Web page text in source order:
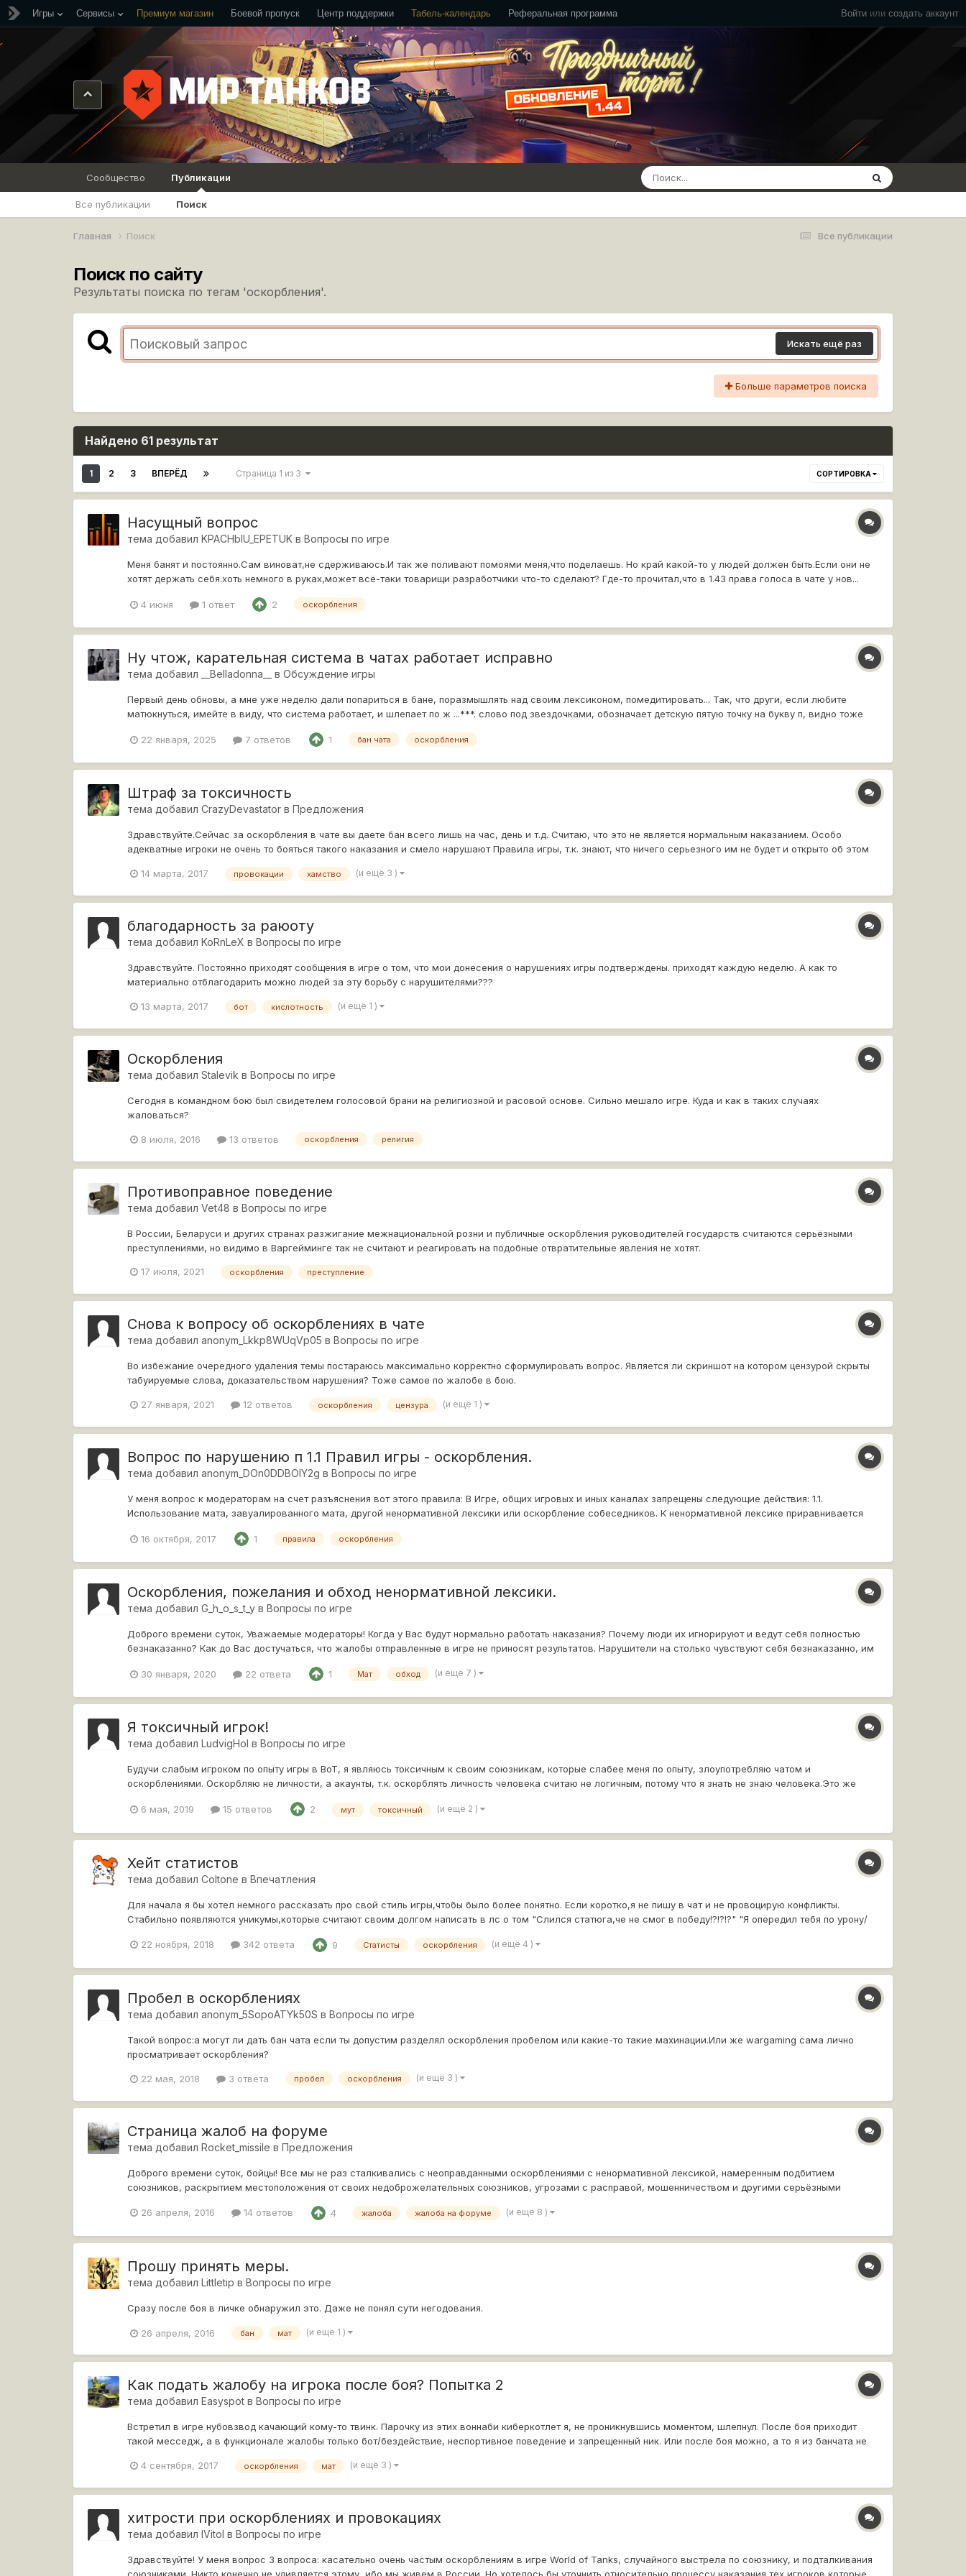
Войти или создать аккаунт
Игры Сервисы Премиум магазин Боевой пропуск Центр поддержки Табель-календарь Реферальная программа
Сообщество Публикации
Все публикации Поиск
Все публикации
Главная Поиск
Поиск по сайту
Результаты поиска по тегам 'оскорбления'.
Искать ещё раз
Больше параметров поиска
Найдено 61 результат
1 2 3 ВПЕРЁД Страница 1 из 3 СОРТИРОВКА
Насущный вопрос
тема добавилKPACHbIU_EPETUK вВопросы по игре
Меня банят и постоянно.Сам виноват,не сдерживаюсь.И так же поливают помоями меня,что поделаешь. Но край какой-то у людей должен быть.Если они не
хотят держать себя.хоть немного в руках,может всё-таки товарищи разработчики что-то сделают? Где-то прочитал,что в 1.43 права голоса в чате у нов...
4 июня 1 ответ 2 оскорбления
Ну чтож, карательная система в чатах работает исправно
тема добавил __Belladonna__ вОбсуждение игры
Первый день обновы, а мне уже неделю дали попариться в бане, поразмышлять над своим лексиконом, помедитировать... Так, что други, если любите
матюкнуться, имейте в виду, что система работает, и шлепает по ж ...***. слово под звездочками, обозначает детскую пятую точку на букву п, видно тоже
22 января, 2025
7 ответов 1 бан чата оскорбления
Штраф за токсичность
тема добавилCrazyDevastator вПредложения
Здравствуйте.Сейчас за оскорбления в чате вы даете бан всего лишь на час, день и т.д. Считаю, что это не является нормальным наказанием. Особо
адекватные игроки не очень то бояться такого наказания и смело нарушают Правила игры, т.к. знают, что ничего серьезного им не будет и открыто об этом
14 марта, 2017
провокации хамство (и ещё 3 )
благодарность за раюоту
тема добавилKoRnLeX вВопросы по игре
Здравствуйте. Постоянно приходят сообщения в игре о том, что мои донесения о нарушениях игры подтверждены. приходят каждую неделю. А как то
материально отблагодарить можно людей за эту борьбу с нарушителями???
13 марта, 2017 бот кислотность (и ещё 1 )
Оскорбления
тема добавилStalevik вВопросы по игре
Сегодня в командном бою был свидетелем голосовой брани на религиозной и расовой основе. Сильно мешало игре. Куда и как в таких случаях
жаловаться?
8 июля, 2016 13 ответов оскорбления религия
Противоправное поведение
тема добавилVet48 вВопросы по игре
В России, Беларуси и других странах разжигание межнациональной розни и публичные оскорбления руководителей государств считаются серьёзными
преступлениями, но видимо в Варгейминге так не считают и реагировать на подобные отвратительные явления не хотят.
17 июля, 2021 оскорбления преступление
Снова к вопросу об оскорблениях в чате
тема добавилanonym_Lkkp8WUqVp05 вВопросы по игре
Во избежание очередного удаления темы постараюсь максимально корректно сформулировать вопрос. Является ли скриншот на котором цензурой скрыты
табуируемые слова, доказательством нарушения? Тоже самое по жалобе в бою.
27 января, 2021 12 ответов оскорбления цензура (и ещё 1 )
Вопрос по нарушению п 1.1 Правил игры - оскорбления.
тема добавилanonym_DOn0DDBOlY2g вВопросы по игре
У меня вопрос к модераторам на счет разъяснения вот этого правила: В Игре, общих игровых и иных каналах запрещены следующие действия: 1.1.
Использование мата, завуалированного мата, другой ненормативной лексики или оскорбление собеседников. К ненормативной лексике приравнивается
16 октября, 2017
1 правила оскорбления
Оскорбления, пожелания и обход ненормативной лексики.
тема добавилG_h_o_s_t_y вВопросы по игре
Доброго времени суток, Уважаемые модераторы! Когда у Вас будут нормально работать наказания? Почему люди их игнорируют и ведут себя полностью
безнаказанно? Как до Вас достучаться, что жалобы отправленные в игре не приносят результатов. Нарушители на столько чувствуют себя безнаказанно, им
30 января, 2020
22 ответа 1 Мат обход (и ещё 7 )
Я токсичный игрок!
тема добавилLudvigHol вВопросы по игре
Будучи слабым игроком по опыту игры в ВоТ, я являюсь токсичным к своим союзникам, которые слабее меня по опыту, злоупотребляю чатом и
оскорблениями. Оскорбляю не личности, а акаунты, т.к. оскорблять личность человека считаю не логичным, потому что я знать не знаю человека.Это же
6 мая, 2019
15 ответов 2 мут токсичный (и ещё 2 )
Хейт статистов
тема добавилColtone вВпечатления
Для начала я бы хотел немного рассказать про свой стиль игры,чтобы было более понятно. Если коротко,я не пишу в чат и не провоцирую конфликты.
Стабильно появляются уникумы,которые считают своим долгом написать в лс о том "Слился статюга,че не смог в победу!?!?!?" "Я опередил тебя по урону/
22 ноября, 2018
342 ответа 9 Статисты оскорбления (и ещё 4 )
Пробел в оскорблениях
тема добавилanonym_5SopoATYk50S вВопросы по игре
Такой вопрос:а могут ли дать бан чата если ты допустим разделял оскорбления пробелом или какие-то такие махинации.Или же wargaming сама лично
просматривает оскорбления?
22 мая, 2018 3 ответа пробел оскорбления (и ещё 3 )
Страница жалоб на форуме
тема добавилRocket_missile вПредложения
Доброго времени суток, бойцы! Все мы не раз сталкивались с неоправданными оскорблениями с ненормативной лексикой, намеренным подбитием
союзников, раскрытием местоположения от своих недоброжелательных союзников, угрозами с расправой, мошенничеством и другими серьёзными
26 апреля, 2016
14 ответов 4 жалоба жалоба на форуме (и ещё 8 )
Прошу принять меры.
тема добавилLittletip вВопросы по игре
Сразу после боя в личке обнаружил это. Даже не понял сути негодования.
26 апреля, 2016 бан мат (и ещё 1 )
Как подать жалобу на игрока после боя? Попытка 2
тема добавилEasyspot вВопросы по игре
Встретил в игре нубовзвод качающий кому-то твинк. Парочку из этих воннаби киберкотлет я, не проникнувшись моментом, шлепнул. После боя приходит
такой месседж, а в функционале жалобы только бот/бездействие, неспортивное поведение и запрещенный ник. Или после боя можно, а то я из банчата не
4 сентября, 2017
оскорбления мат (и ещё 3 )
хитрости при оскорблениях и провокациях
тема добавилlVitol вВопросы по игре
Здравствуйте! У меня вопрос 3 вопроса: касательно очень частым оскорблениям в игре World of Tanks, случайного выстрела по союзнику, и подталкивания